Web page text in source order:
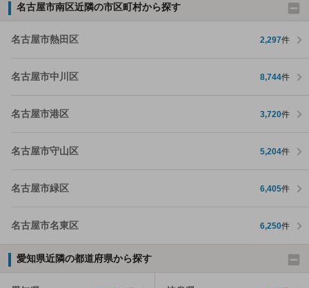
名古屋市南区近隣の市区町村から探す
名古屋市熱田区 2,297件
名古屋市中川区 8,744件
名古屋市港区 3,720件
名古屋市守山区 5,204件
名古屋市緑区 6,405件
名古屋市名東区 6,250件
愛知県近隣の都道府県から探す